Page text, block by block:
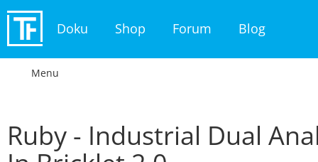
Doku Shop Forum Blog
Menu
Ruby - Industrial Dual